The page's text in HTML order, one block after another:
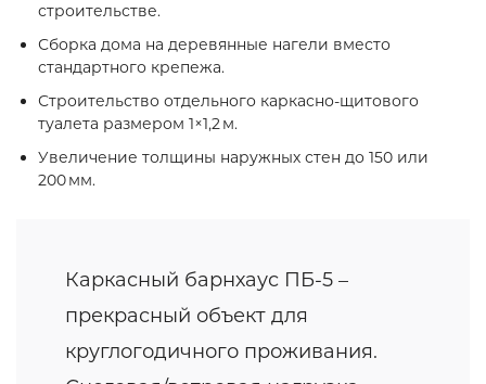
строительстве.
Сборка дома на деревянные нагели вместо
стандартного крепежа.
Строительство отдельного каркасно‑щитового
туалета размером 1×1,2 м.
Увеличение толщины наружных стен до 150 или
200 мм.
Каркасный барнхаус ПБ-5 –
прекрасный объект для
круглогодичного проживания.